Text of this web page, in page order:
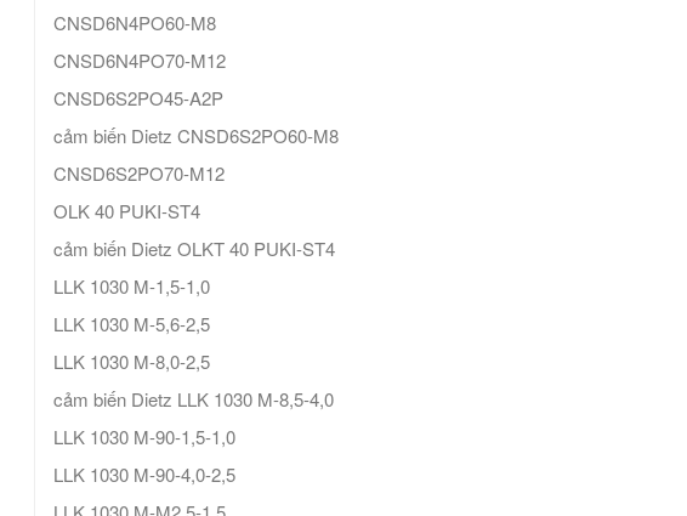
CNSD6N4PO60-M8
CNSD6N4PO70-M12
CNSD6S2PO45-A2P
cảm biến Dietz CNSD6S2PO60-M8
CNSD6S2PO70-M12
OLK 40 PUKI-ST4
cảm biến Dietz OLKT 40 PUKI-ST4
LLK 1030 M-1,5-1,0
LLK 1030 M-5,6-2,5
LLK 1030 M-8,0-2,5
cảm biến Dietz LLK 1030 M-8,5-4,0
LLK 1030 M-90-1,5-1,0
LLK 1030 M-90-4,0-2,5